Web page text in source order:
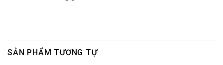
SẢN PHẨM TƯƠNG TỰ